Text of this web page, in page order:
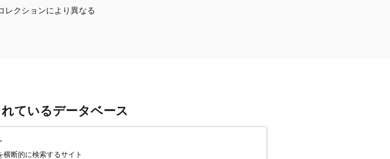
レクションにより異なる
ているデータベース
断的に検索するサイト